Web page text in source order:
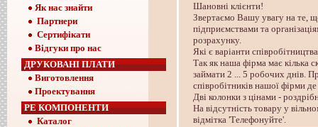
Як нас знайти
Партнери
Сертифікати
Відгуки про нас
ДРУКОВАНІ ПЛАТИ
Виготовлення
Проектування
РЕ КОМПОНЕНТИ
Каталог
Шановні клієнти!
Звертаємо Вашу увагу на те,
підприємствами та
розрахунку.
Які є варіанти
Так як наша фірма має кілька
займати 2 ... 5 робочих днів.
співробітників нашої фірми
Дві колонки з цінами -
На відсутність товару у
відмітка 'Телефонуйте'.